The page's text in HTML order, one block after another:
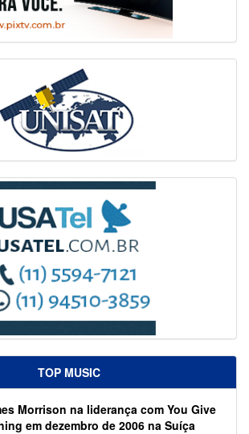
TOP MUSIC
Morrison na liderança com You Give
em dezembro de 2006 na Suíça